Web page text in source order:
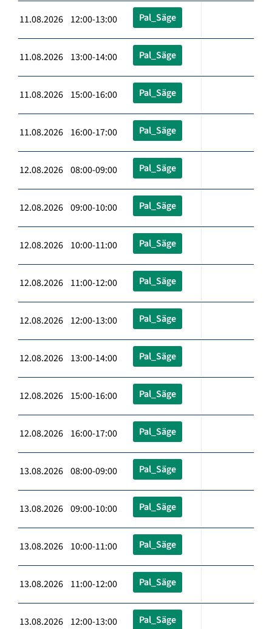
11.08.2026 12:00-13:00 Pal_Säge
11.08.2026 13:00-14:00 Pal_Säge
11.08.2026 15:00-16:00 Pal_Säge
11.08.2026 16:00-17:00 Pal_Säge
12.08.2026 08:00-09:00 Pal_Säge
12.08.2026 09:00-10:00 Pal_Säge
12.08.2026 10:00-11:00 Pal_Säge
12.08.2026 11:00-12:00 Pal_Säge
12.08.2026 12:00-13:00 Pal_Säge
12.08.2026 13:00-14:00 Pal_Säge
12.08.2026 15:00-16:00 Pal_Säge
12.08.2026 16:00-17:00 Pal_Säge
13.08.2026 08:00-09:00 Pal_Säge
13.08.2026 09:00-10:00 Pal_Säge
13.08.2026 10:00-11:00 Pal_Säge
13.08.2026 11:00-12:00 Pal_Säge
13.08.2026 12:00-13:00 Pal_Säge